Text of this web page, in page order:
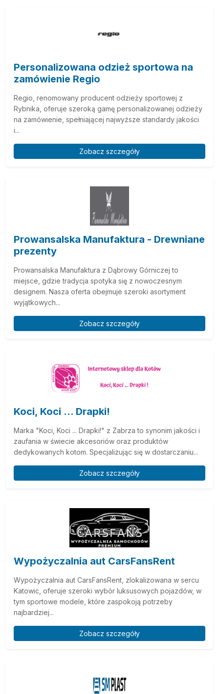
Personalizowana odzież sportowa na
zamówienie Regio
Regio, renomowany producent odzieży sportowej z
Rybnika, oferuje szeroką gamę personalizowanej odzieży
na zamówienie, spełniającej najwyższe standardy jakości
i...
Zobacz szczegóły
Prowansalska Manufaktura - Drewniane
prezenty
Prowansalska Manufaktura z Dąbrowy Górniczej to
miejsce, gdzie tradycja spotyka się z nowoczesnym
designem. Nasza oferta obejmuje szeroki asortyment
wyjątkowych...
Zobacz szczegóły
Koci, Koci ... Drapki!
Marka "Koci, Koci ... Drapki!" z Zabrza to synonim jakości i
zaufania w świecie akcesoriów oraz produktów
dedykowanych kotom. Specjalizując się w dostarczaniu...
Zobacz szczegóły
Wypożyczalnia aut CarsFansRent
Wypożyczalnia aut CarsFansRent, zlokalizowana w sercu
Katowic, oferuje szeroki wybór luksusowych pojazdów, w
tym sportowe modele, które zaspokoją potrzeby
najbardziej...
Zobacz szczegóły